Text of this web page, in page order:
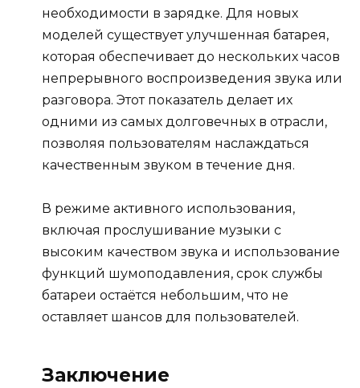
необходимости в зарядке. Для новых
моделей существует улучшенная батарея,
которая обеспечивает до нескольких часов
непрерывного воспроизведения звука или
разговора. Этот показатель делает их
одними из самых долговечных в отрасли,
позволяя пользователям наслаждаться
качественным звуком в течение дня.
В режиме активного использования,
включая прослушивание музыки с
высоким качеством звука и использование
функций шумоподавления, срок службы
батареи остаётся небольшим, что не
оставляет шансов для пользователей.
Заключение